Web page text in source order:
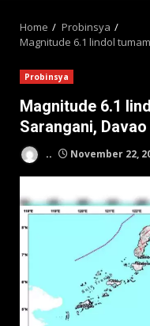
Home
Probinsya
Magnitude 6.1 lindol
Probinsya
Magnitude 6.1
Sarangani,
.. November 22,